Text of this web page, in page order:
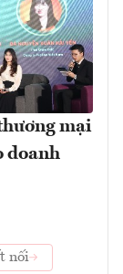
mại
doanh
nối